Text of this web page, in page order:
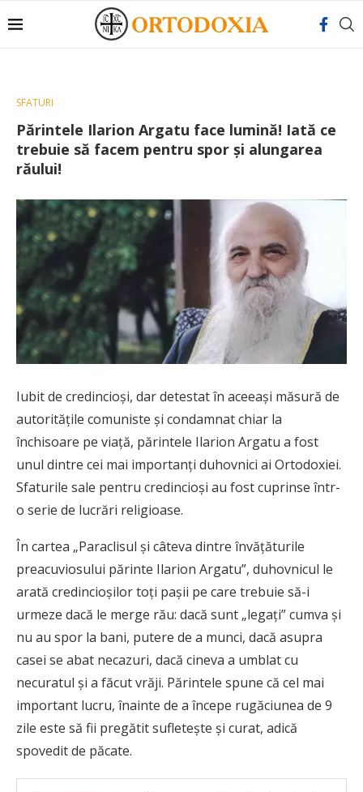
SFATURI
Părintele Ilarion Argatu face lumină! Iată ce
trebuie să facem pentru spor și alungarea
răului!
Iubit de credincioși, dar detestat în aceeași măsură de
autoritățile comuniste și condamnat chiar la
închisoare pe viață, părintele Ilarion Argatu a fost
unul dintre cei mai importanți duhovnici ai Ortodoxiei.
Sfaturile sale pentru credincioși au fost cuprinse într-
o serie de lucrări religioase.
În cartea „Paraclisul și câteva dintre învățăturile
preacuviosului părinte Ilarion Argatu”, duhovnicul le
arată credincioșilor toți pașii pe care trebuie să-i
urmeze dacă le merge rău: dacă sunt „legați” cumva și
nu au spor la bani, putere de a munci, dacă asupra
casei se abat necazuri, dacă cineva a umblat cu
necuratul și a făcut vrăji. Părintele spune că cel mai
important lucru, înainte de a începe rugăciunea de 9
zile este să fii pregătit sufletește și curat, adică
spovedit de păcate.